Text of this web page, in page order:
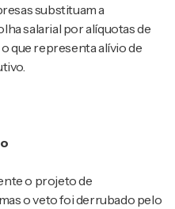
substituam a
salarial por alíquotas de
o que representa alívio de
o projeto de
o veto foi derrubado pelo